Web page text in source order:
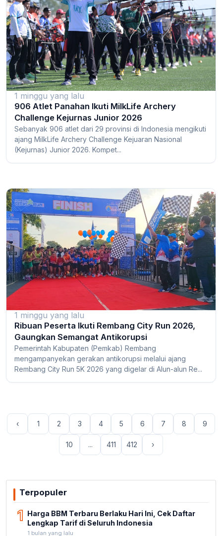
1 minggu yang lalu
906 Atlet Panahan Ikuti MilkLife Archery
Challenge Kejurnas Junior 2026
Sebanyak 906 atlet dari 29 provinsi di Indonesia mengikuti
ajang MilkLife Archery Challenge Kejuaran Nasional
(Kejurnas) Junior 2026. Kompet...
1 minggu yang lalu
Ribuan Peserta Ikuti Rembang City Run 2026,
Gaungkan Semangat Antikorupsi
Pemerintah Kabupaten (Pemkab) Rembang
mengampanyekan gerakan antikorupsi melalui ajang
Rembang City Run 5K 2026 yang digelar di Alun-alun Re...
‹ 1 2 3 4 5 6 7 8 9
10 ... 411 412 ›
Terpopuler
1 Harga BBM Terbaru Berlaku Hari Ini, Cek Daftar
Lengkap Tarif di Seluruh Indonesia
1 bulan yang lalu